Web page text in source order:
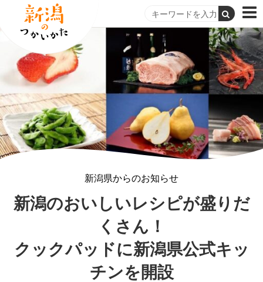
新潟県からのお知らせ
新潟のおいしいレシピが盛りだ
くさん！
クックパッドに新潟県公式キッ
チンを開設